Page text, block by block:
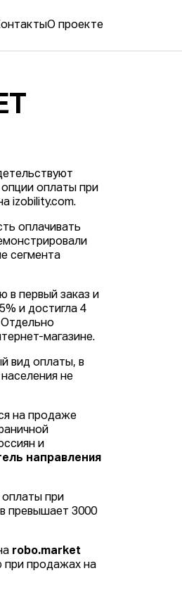
О проекте
оплаты при
izobility.com.
оплачивать
сегмента
в первый заказ и
и достигла 4
Отдельно
магазине.
вид оплаты, в
не
на продаже
и
направления
оплаты при
превышает 3000
robo.market
при продажах на